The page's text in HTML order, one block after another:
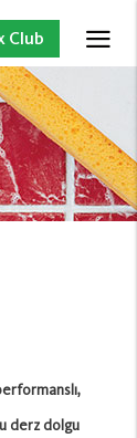
Club
derz dolgu